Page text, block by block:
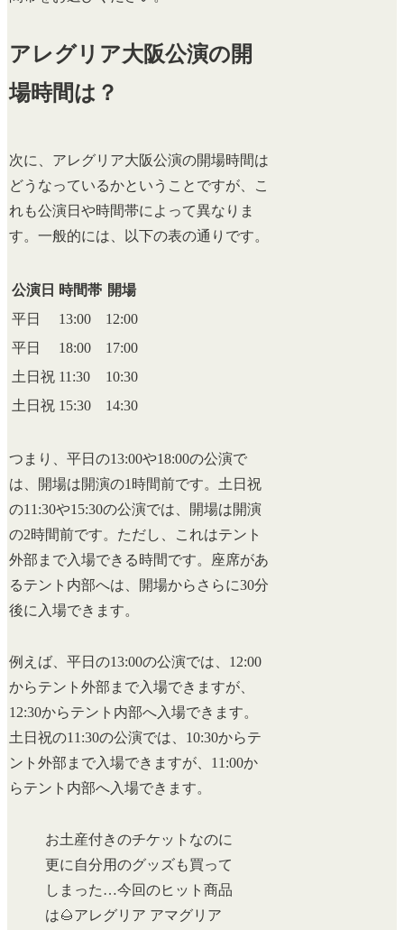
アレグリア大阪公演の開
場時間は？
次に、アレグリア大阪公演の開場時間は
どうなっているかということですが、こ
れも公演日や時間帯によって異なりま
す。一般的には、以下の表の通りです。
公演日 時間帯 開場
平日
13:00
12:00
平日
18:00
17:00
土日祝 11:30
10:30
土日祝 15:30 14:30
つまり、平日の13:00や18:00の公演で
は、開場は開演の1時間前です。土日祝
の11:30や15:30の公演では、開場は開演
の2時間前です。ただし、これはテント
外部まで入場できる時間です。座席があ
るテント内部へは、開場からさらに30分
後に入場できます。
例えば、平日の13:00の公演では、12:00
からテント外部まで入場できますが、
12:30からテント内部へ入場できます。
土日祝の11:30の公演では、10:30からテ
ント外部まで入場できますが、11:00か
らテント内部へ入場できます。
お土産付きのチケットなのに
更に自分用のグッズも買って
しまった…今回のヒット商品
は🌰アレグリア アマグリア